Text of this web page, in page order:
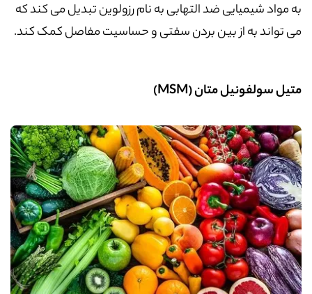
به مواد شیمیایی ضد التهابی به نام رزولوین تبدیل می کند که
می تواند به از بین بردن سفتی و حساسیت مفاصل کمک کند.
متیل سولفونیل متان(MSM)